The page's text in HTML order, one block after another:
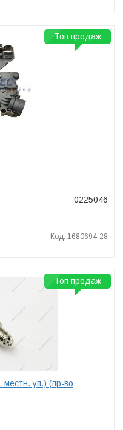
0225046
Код: 1680694-28
Топ продаж
местн. уп.) (пр-во
Топ продаж